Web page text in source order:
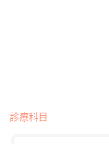
診療科目